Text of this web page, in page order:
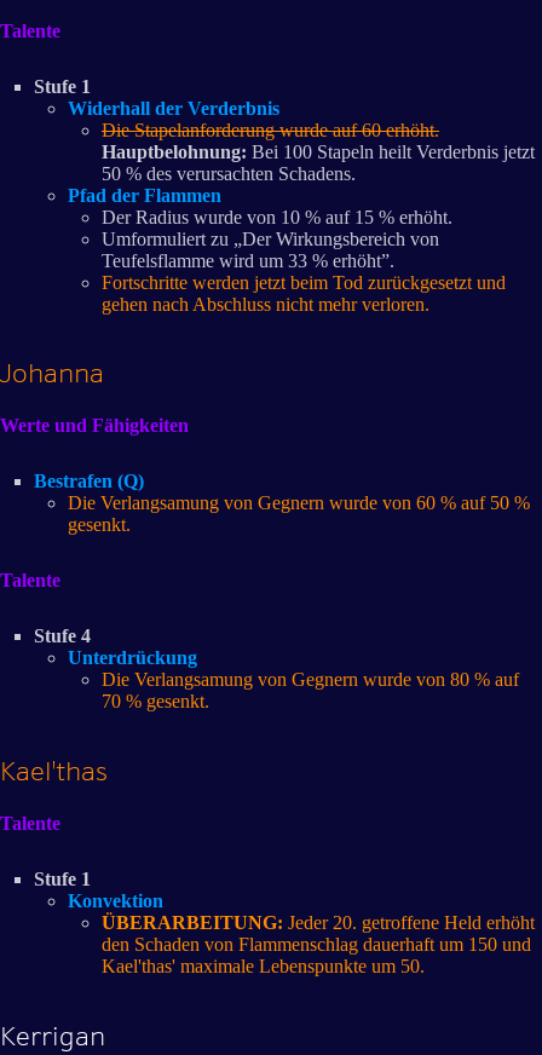
Talente
Stufe 1
Widerhall der Verderbnis
Die Stapelanforderung wurde auf 60 erhöht.
Hauptbelohnung: Bei 100 Stapeln heilt Verderbnis jetzt
50 % des verursachten Schadens.
Pfad der Flammen
Der Radius wurde von 10 % auf 15 % erhöht.
Umformuliert zu „Der Wirkungsbereich von
Teufelsflamme wird um 33 % erhöht”.
Fortschritte werden jetzt beim Tod zurückgesetzt und
gehen nach Abschluss nicht mehr verloren.
Johanna
Werte und Fähigkeiten
Bestrafen (Q)
Die Verlangsamung von Gegnern wurde von 60 % auf 50 %
gesenkt.
Talente
Stufe 4
Unterdrückung
Die Verlangsamung von Gegnern wurde von 80 % auf
70 % gesenkt.
Kael'thas
Talente
Stufe 1
Konvektion
ÜBERARBEITUNG: Jeder 20. getroffene Held erhöht
den Schaden von Flammenschlag dauerhaft um 150 und
Kael'thas' maximale Lebenspunkte um 50.
Kerrigan